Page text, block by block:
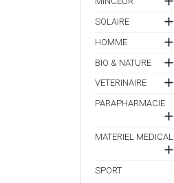
SOLAIRE 
HOMME 
BIO & NATURE 
VETERINAIRE 
PARAPHARMACIE

MATERIEL MEDICAL

SPORT